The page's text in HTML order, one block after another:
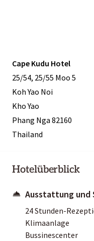
Cape Kudu Hotel
25/54, 25/55 Moo 5
Koh Yao Noi
Kho Yao
Phang Nga 82160
Thailand
Hotelüberblick
Ausstattung und
24 Stunden-
Klimaanlage
Bussinescenter